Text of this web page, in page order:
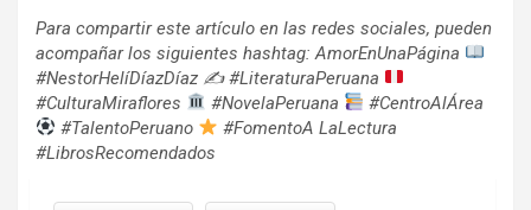
Para compartir este artículo en las redes sociales, pueden
acompañar los siguientes hashtag: AmorEnUnaPágina
#NestorHelíDíazDíaz ✍#LiteraturaPeruana
#CulturaMiraflores
#NovelaPeruana
#CentroAlÁrea
#TalentoPeruano
#FomentoA LaLectura
#LibrosRecomendados